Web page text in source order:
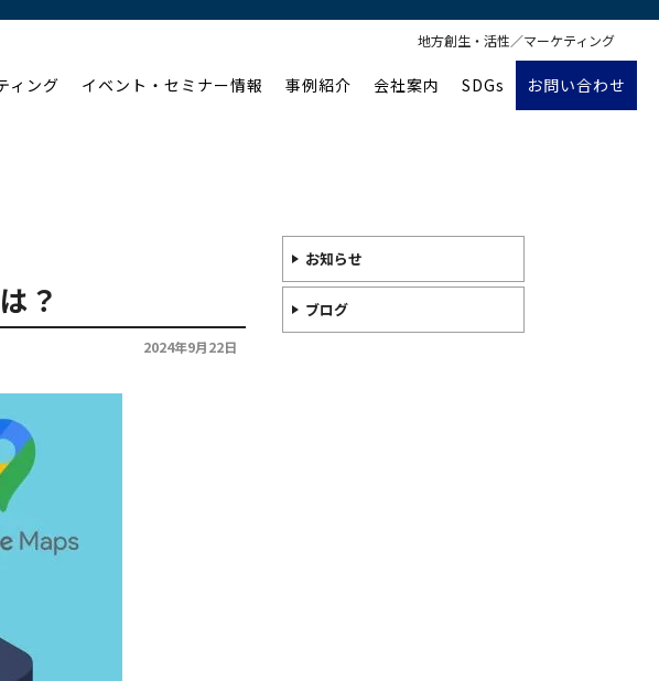
地方創生・活性／マーケティング
ィング イベント・セミナー情報 事例紹介 会社案内 SDGs お問い合わせ
？
2024年9月22日
お知らせ
ブログ